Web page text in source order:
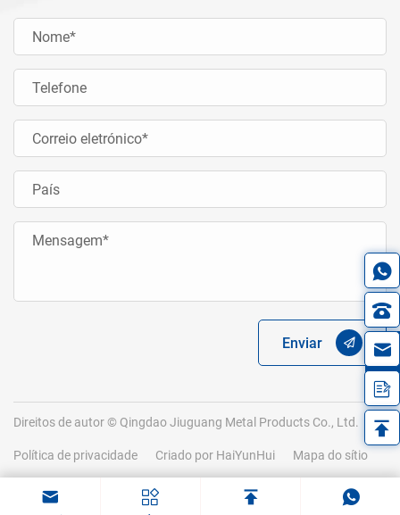
Enviar
Direitos de autor © Qingdao Jiuguang Metal Products Co., Ltd.
Política de privacidade
Criado por HaiYunHui Mapa do sítio